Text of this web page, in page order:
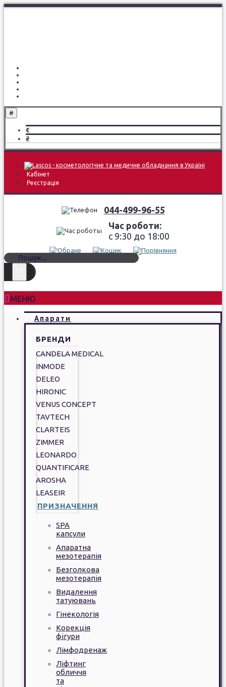
₴
€
₴
Кабінет
Реєстрація
044-499-96-55
Час роботи:
c 9:30 до 18:00
МЕНЮ
Апарати
БРЕНДИ
CANDELA MEDICAL
INMODE
DELEO
HIRONIC
VENUS CONCEPT
TAVTECH
CLARTEIS
ZIMMER
LEONARDO
QUANTIFICARE
AROSHA
LEASEIR
ПРИЗНАЧЕННЯ
SPA
капсули
Апаратна
мезотерапія
Безголкова
мезотерапія
Видалення
татуювань
Гінекологія
Корекція
фігури
Лімфодренаж
Ліфтинг
обличчя
та